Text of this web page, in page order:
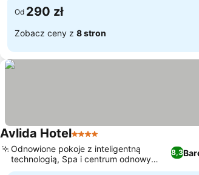
Od 290 zł
Zobacz ceny z 8 stron
Avlida Hotel4 Kategoria
8,3
Odnowione pokoje z inteligentną
technologią, Spa i centrum odnowy
biologicznej na miejscu